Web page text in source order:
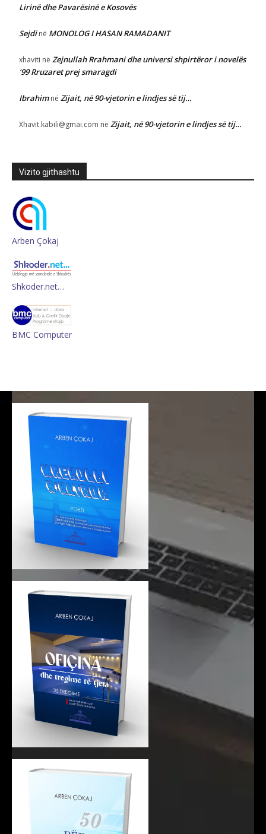
Lirinë dhe Pavarësinë e Kosovës
Sejdinë MONOLOG I HASAN RAMADANIT
xhaviti në Zejnullah Rrahmani dhe universi shpirtëror i novelës
‘99 Rruzaret prej smaragdi
Ibrahimnë Zijait, në 90-vjetorin e lindjes së tij…
Xhavit.kabili@gmai.com në Zijait, në 90-vjetorin e lindjes së tij…
Vizito gjithashtu
Arben Çokaj
Shkoder.net…
BMC Computer